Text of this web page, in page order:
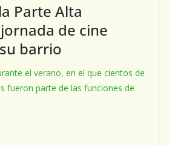
Parte Alta
de cine
barrio
el verano, en el que cientos de
fueron parte de las funciones de